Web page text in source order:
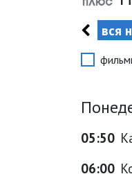
вся
05:50
06:00